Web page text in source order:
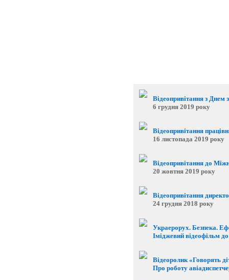
Відеопривітання з Днем
6 грудня 2019 року
Відеопривітання
16 листопада 2019 року
Відеопривітання до
20 жовтня 2019 року
Відеопривітання
24 грудня 2018 року
Украерорух. Безпека.
Іміджевий відеофільм
Відеоролик «Говорять
Про роботу